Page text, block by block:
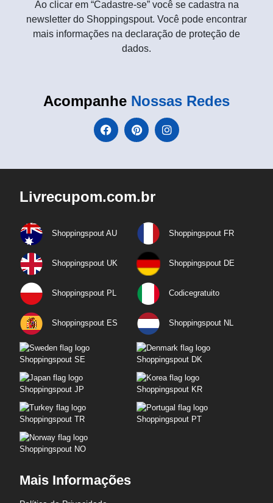
Ao clicar em “Cadastre-se” você se cadastra na
newsletter do Shoppingspout. Você pode encontrar
mais informações na declaração de proteção de
dados.
Acompanhe Nossas Redes
Livrecupom.com.br
Shoppingspout AU Shoppingspout FR
Shoppingspout UK Shoppingspout DE
Shoppingspout PL Codicegratuito
Shoppingspout ES Shoppingspout NL
Shoppingspout SE Shoppingspout DK
Shoppingspout JP Shoppingspout KR
Shoppingspout TR Shoppingspout PT
Shoppingspout NO
Mais Informações